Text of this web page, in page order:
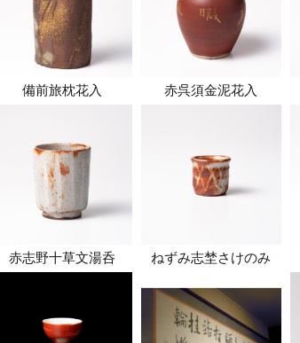
備前旅枕花入 赤呉須金泥花入
赤志野十草文湯呑 ねずみ志埜さけのみ